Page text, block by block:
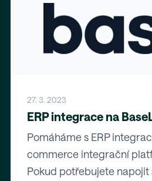
27. 3. 2023
ERP integrace na
Pomáháme s ERP
commerce integrační
Pokud potřebujete napojit